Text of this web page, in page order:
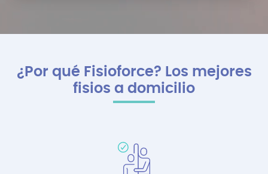
¿Por qué Fisioforce? Los mejores
fisios a domicilio